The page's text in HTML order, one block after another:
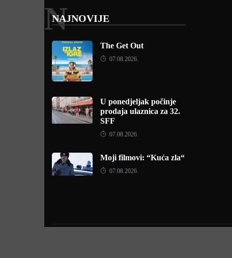
NAJNOVIJE
N
The Get Out
07.08.2026.
U ponedjeljak počinje
prodaja ulaznica za 32.
SFF
07.08.2026.
Moji filmovi: “Kuća zla“
07.08.2026.